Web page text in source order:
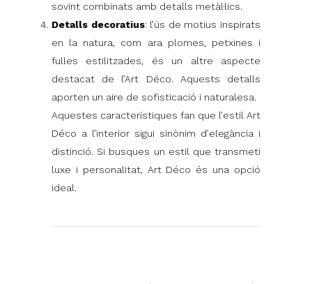
sovint combinats amb detalls metàl·lics.
Detalls decoratius: l’ús de motius inspirats
en la natura, com ara plomes, petxines i
fulles estilitzades, és un altre aspecte
destacat de l’Art Déco. Aquests detalls
aporten un aire de sofisticació i naturalesa.
Aquestes característiques fan que l’estil Art
Déco a l’interior sigui sinònim d’elegància i
distinció. Si busques un estil que transmeti
luxe i personalitat, Art Déco és una opció
ideal.